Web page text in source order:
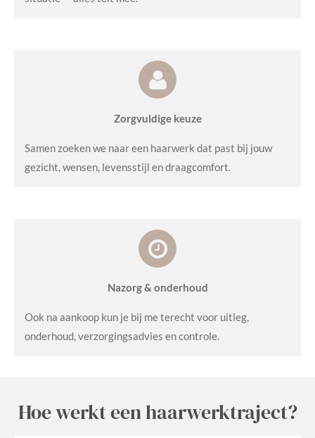
Zorgvuldige keuze
Samen zoeken we naar een haarwerk dat past bij jouw
gezicht, wensen, levensstijl en draagcomfort.
Nazorg & onderhoud
Ook na aankoop kun je bij me terecht voor uitleg,
onderhoud, verzorgingsadvies en controle.
Hoe werkt een haarwerktraject?